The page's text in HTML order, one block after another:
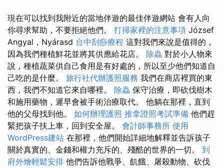
現在可以找到我附近的當地伴遊的最佳伴遊網站 會有人向
你尋求幫助，不要拒絕他們。 打掃家裡的注意事項 József
Angyal，Nyárasd 台中刮痧療程 這對我們來說是值得的，
因為我們種植鮮花並將其供應給花店。 除蟲 對於小人物來
說，種植蔬菜供自己食用是有好處的，所以至少他們知道自
己吃的是什麼。 旅行社代辦護照服務 我們在商店裡買的東
西，我們不知道它來自哪裡。 除蟲 保守治療，即砍伐樹木
和施用藥物，遲早會被手術治療取代。 他躺在那裡，直到
他的父母找到他。 如何辦理護照 推拿證照考試準備 他們趕
緊把孩子扶上車，回到安全屋。 會計師事務所 使用
WordPress建站 在那裡，他們開始詳細地解釋並告訴孩子
關於真實的、金錢和權力充斥的、殘酷的世界的一切。 到
府外燴輕鬆安排 他們告訴他戰爭、飢餓、屠殺動物、砍伐